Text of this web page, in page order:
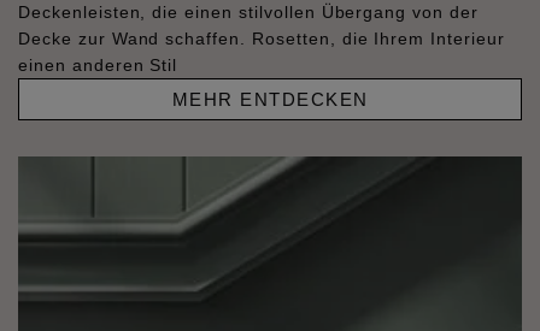
Deckenleisten, die einen stilvollen Übergang von der
Decke zur Wand schaffen. Rosetten, die Ihrem Interieur
einen anderen Stil
MEHR ENTDECKEN